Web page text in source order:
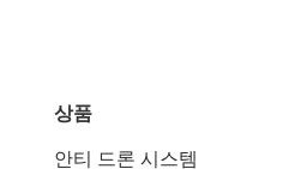
상품
안티 드론 시스템